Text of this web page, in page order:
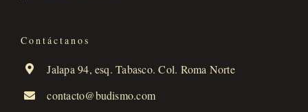
Contáctanos
Jalapa 94, esq. Tabasco. Col. Roma Norte
contacto@budismo.com